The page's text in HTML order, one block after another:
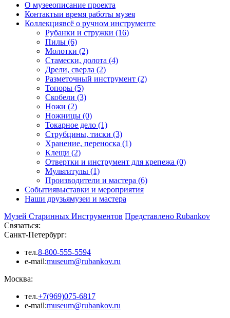
О музееописание проекта
Контактыи время работы музея
Коллекциявсё о ручном инструменте
Рубанки и стружки (16)
Пилы (6)
Молотки (2)
Стамески, долота (4)
Дрели, сверла (2)
Разметочный инструмент (2)
Топоры (5)
Скобели (3)
Ножи (2)
Ножницы (0)
Токарное дело (1)
Струбцины, тиски (3)
Хранение, переноска (1)
Клещи (2)
Отвертки и инструмент для крепежа (0)
Мультитулы (1)
Производители и мастера (6)
Событиявыставки и мероприятия
Наши друзьямузеи и мастера
Музей Старинных Инструментов Представлено Rubankov
Связаться:
Санкт-Петербург:
тел.8-800-555-5594
e-mail:museum@rubankov.ru
Москва:
тел.+7(969)075-6817
e-mail:museum@rubankov.ru